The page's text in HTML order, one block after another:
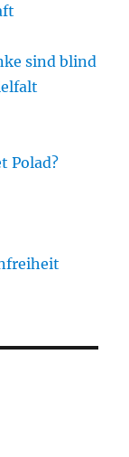
sind blind
Polad?